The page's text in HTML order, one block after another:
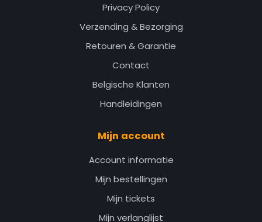
Privacy Policy
Verzending & Bezorging
Retouren & Garantie
Contact
Belgische Klanten
Handleidingen
Mijn account
Account informatie
Mijn bestellingen
Mijn tickets
Mijn verlanglijst